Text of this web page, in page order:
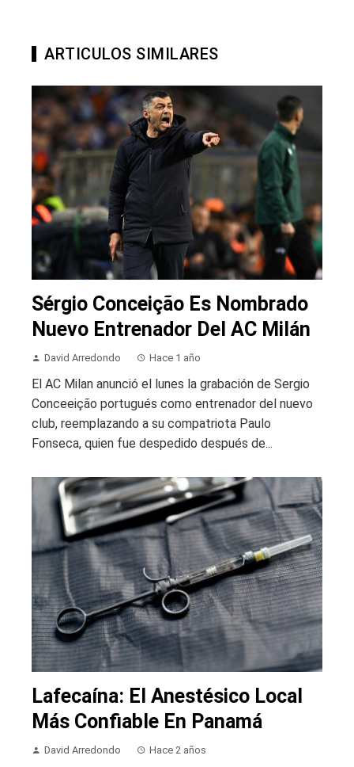
ARTICULOS SIMILARES
Sérgio Conceição Es Nombrado
Nuevo Entrenador Del AC Milán
David Arredondo Hace 1 año
El AC Milan anunció el lunes la grabación de Sergio
Conceeição portugués como entrenador del nuevo
club, reemplazando a su compatriota Paulo
Fonseca, quien fue despedido después de...
Lafecaína: El Anestésico Local
Más Confiable En Panamá
David Arredondo Hace 2 años